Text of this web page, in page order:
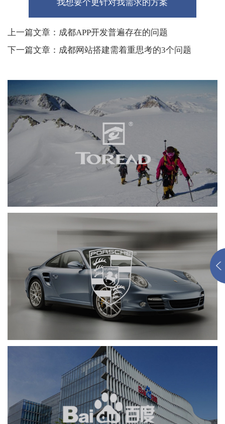
我想要个更针对我需求的方案
上一篇文章：成都APP开发普遍存在的问题
下一篇文章：成都网站搭建需着重思考的3个问题
探路者
品牌官网 服装纺织 手机端网站
保时捷
品牌官网 APP 汽车行业 定制开发
百度回收站